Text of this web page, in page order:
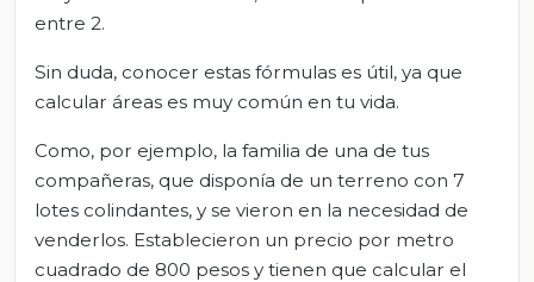
entre 2.
Sin duda, conocer estas fórmulas es útil, ya que
calcular áreas es muy común en tu vida.
Como, por ejemplo, la familia de una de tus
compañeras, que disponía de un terreno con 7
lotes colindantes, y se vieron en la necesidad de
venderlos. Establecieron un precio por metro
cuadrado de 800 pesos y tienen que calcular el